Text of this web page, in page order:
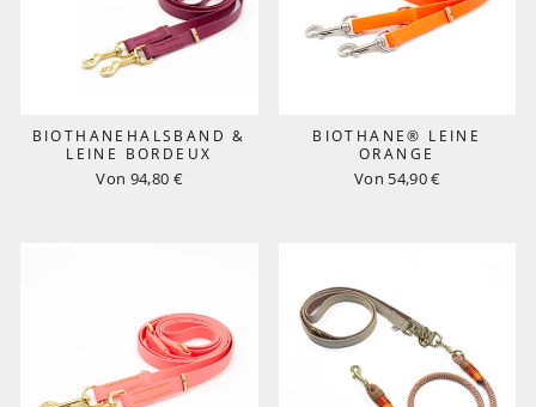
BIOTHANEHALSBAND &
LEINE BORDEUX
Von 94,80 €
BIOTHANE® LEINE
ORANGE
Von 54,90 €